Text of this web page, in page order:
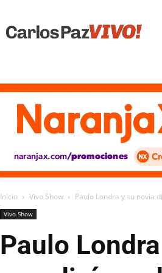
Vivo
Inicio Vivo Show Paulo Londra y su novia
Vivo Show
Paulo